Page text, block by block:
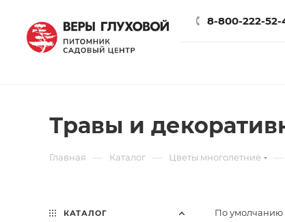
8-800-222-52-
Травы и
Главная — Каталог — Цветы многолетние —
По умолчанию
КАТАЛОГ